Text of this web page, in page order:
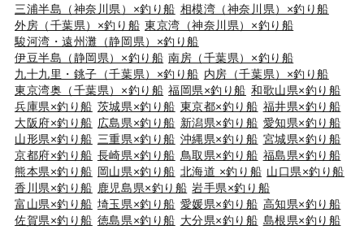
三浦半島（神奈川県）×釣り船 相模湾（神奈川県）×釣り船
外房（千葉県）×釣り船 東京湾（神奈川県）×釣り船
駿河湾・遠州灘（静岡県）×釣り船
伊豆半島（静岡県）×釣り船 南房（千葉県）×釣り船
九十九里・銚子（千葉県）×釣り船 内房（千葉県）×釣り船
東京湾奥（千葉県）×釣り船 福岡県×釣り船 和歌山県×釣り船
兵庫県×釣り船 茨城県×釣り船 東京都×釣り船 福井県×釣り船
大阪府×釣り船 広島県×釣り船 新潟県×釣り船 愛知県×釣り船
山形県×釣り船 三重県×釣り船 沖縄県×釣り船 宮城県×釣り船
京都府×釣り船 長崎県×釣り船 鳥取県×釣り船 福島県×釣り船
熊本県×釣り船 岡山県×釣り船 北海道 ×釣り船 山口県×釣り船
香川県×釣り船 鹿児島県×釣り船 岩手県×釣り船
富山県×釣り船 埼玉県×釣り船 愛媛県×釣り船 高知県×釣り船
佐賀県×釣り船 徳島県×釣り船 大分県×釣り船 島根県×釣り船